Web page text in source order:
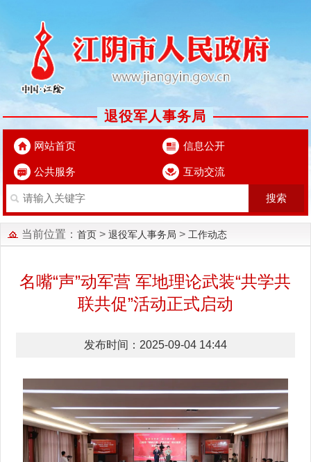
退役军人事务局
网站首页 信息公开
公共服务 互动交流
当前位置： 首页 > 退役军人事务局 > 工作动态
名嘴“声”动军营 军地理论武装“共学共
联共促”活动正式启动
发布时间：2025-09-04 14:44